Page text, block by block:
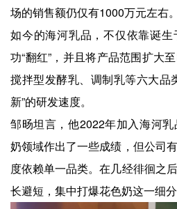
场的销售额仍仅有1000万元左右。
如今的海河乳品，不仅依靠诞
功“翻红”，并且将产品范围扩大
搅拌型发酵乳、调制乳等六大品
新”的研发速度。
邹旸坦言，他2022年加入海河
奶领域作出了一些成绩，但公司
度依赖单一品类。在几经徘徊之
长避短，集中打爆花色奶这一细分